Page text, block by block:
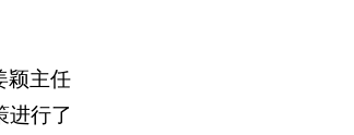
颖主任
进行了